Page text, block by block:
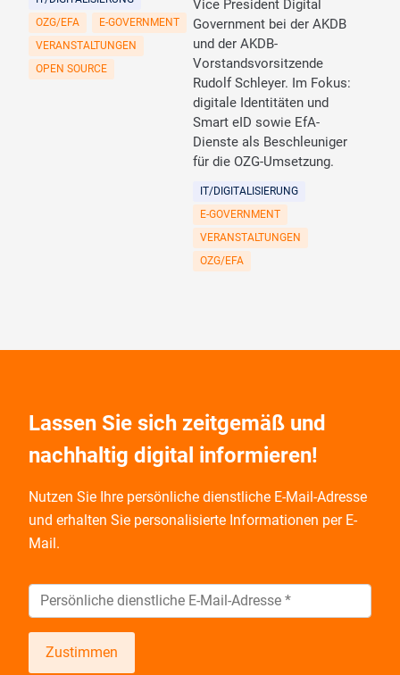
OZG/EFA
E-GOVERNMENT
VERANSTALTUNGEN
OPEN SOURCE
Vice President Digital
Government bei der AKDB
und der AKDB-
Vorstandsvorsitzende
Rudolf Schleyer. Im Fokus:
digitale Identitäten und
Smart eID sowie EfA-
Dienste als Beschleuniger
für die OZG-Umsetzung.
IT/DIGITALISIERUNG
E-GOVERNMENT
VERANSTALTUNGEN
OZG/EFA
Lassen Sie sich zeitgemäß und
nachhaltig digital informieren!
Nutzen Sie Ihre persönliche dienstliche E-Mail-Adresse
und erhalten Sie personalisierte Informationen per E-
Mail.
Zustimmen